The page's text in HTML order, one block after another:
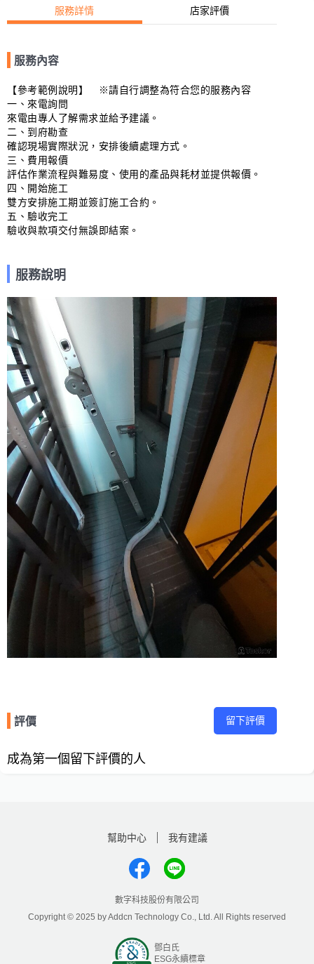
服務詳情 店家評價
服務內容
【參考範例說明】　※請自行調整為符合您的服務內容
一、來電詢問
來電由專人了解需求並給予建議。
二、到府勘查
確認現場實際狀況，安排後續處理方式。
三、費用報價
評估作業流程與難易度、使用的產品與耗材並提供報價。
四、開始施工
雙方安排施工期並簽訂施工合約。
五、驗收完工
驗收與款項交付無誤即結案。
服務說明
評價 留下評價
成為第一個留下評價的人
幫助中心 我有建議
數字科技股份有限公司
Copyright © 2025 by Addcn Technology Co., Ltd. All Rights reserved
鄧白氏
ESG永續標章